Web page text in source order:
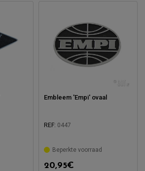
Embleem 'Empi' ovaal
REF: 0447
Beperkte voorraad
20,95€